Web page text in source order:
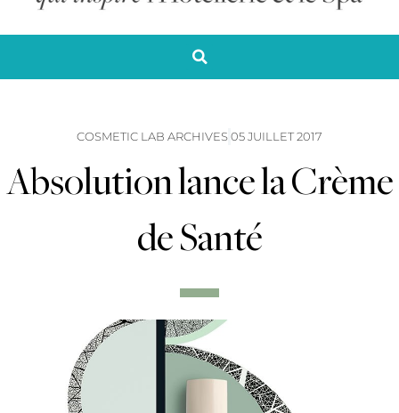
COSMETIC LAB ARCHIVES05 JUILLET 2017
Absolution lance la Crème
de Santé